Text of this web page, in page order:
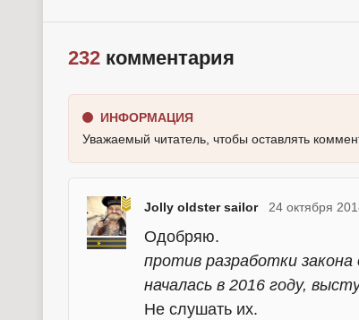
232 комментария
ИНФОРМАЦИЯ
Уважаемый читатель, чтобы оставлять
Jolly oldster sailor 24 октября
Одобряю.
против разработки
началась в 2016 году,
Не слушать их.